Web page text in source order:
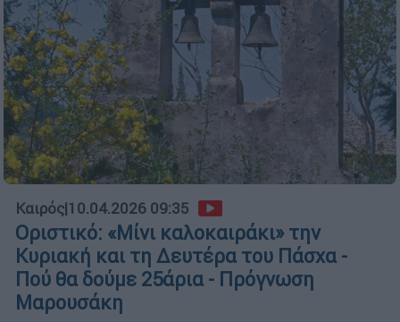
Καιρός|10.04.2026 09:35
Οριστικό: «Μίνι καλοκαιράκι» την
Κυριακή και τη Δευτέρα του Πάσχα -
Πού θα δούμε 25άρια - Πρόγνωση
Μαρουσάκη